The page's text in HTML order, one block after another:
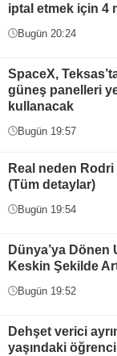
iptal etmek için 4
Bugün 20:24
SpaceX,
güneş panelleri
kullanacak
Bugün 19:57
Real neden
(Tüm detaylar)
Bugün 19:54
Dünya’ya Dönen
Keskin Şekilde
Bugün 19:52
Dehşet verici
yaşındaki öğrenci